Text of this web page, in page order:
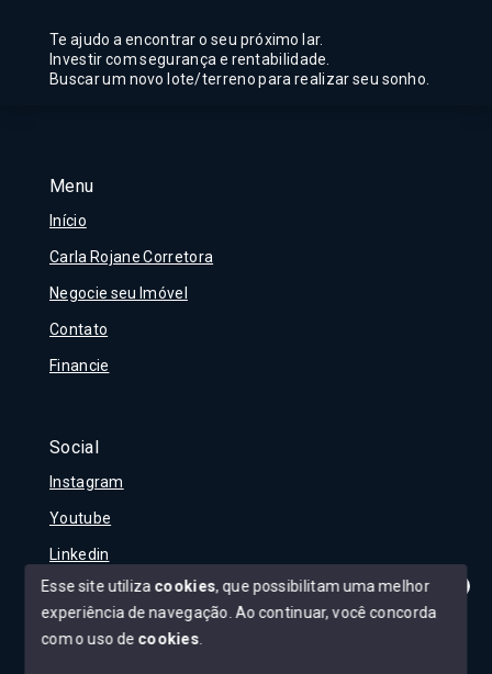
Olá! Tudo bem?
Menu
Início
Carla Rojane Corretora
Negocie seu Imóvel
Contato
Financie
Social
Instagram
Youtube
Linkedin
© Copyright 2026 - Carla Rojane - Todos os direitos
Te ajudo a encontrar o seu próximo lar.
Investir com segurança e rentabilidade.
Buscar um novo lote/terreno para realizar seu sonho.
Esse site utiliza cookies, que possibilitam uma melhor
experiência de navegação. Ao continuar, você concorda
com o uso de cookies